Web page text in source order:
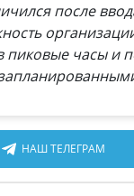
после
часы и
НАШ ТЕЛЕГРАМ